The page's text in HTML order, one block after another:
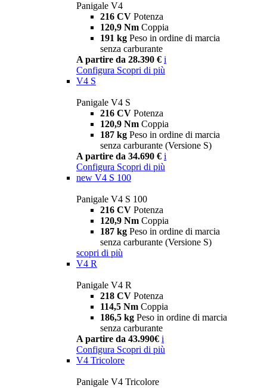
Panigale V4
216 CV Potenza
120,9 Nm Coppia
191 kg Peso in ordine di marcia
senza carburante
A partire da 28.390 € i
Configura Scopri di più
V4 S
Panigale V4 S
216 CV Potenza
120,9 Nm Coppia
187 kg Peso in ordine di marcia
senza carburante (Versione S)
A partire da 34.690 € i
Configura Scopri di più
new V4 S 100
Panigale V4 S 100
216 CV Potenza
120,9 Nm Coppia
187 kg Peso in ordine di marcia
senza carburante (Versione S)
scopri di più
V4 R
Panigale V4 R
218 CV Potenza
114,5 Nm Coppia
186,5 kg Peso in ordine di marcia
senza carburante
A partire da 43.990€ i
Configura Scopri di più
V4 Tricolore
Panigale V4 Tricolore